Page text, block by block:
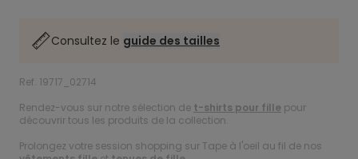
Consultez le guide des tailles
Ref. 19717_02714
Rendez-vous sur notre sélection de t-shirts pour fille pour
découvrir tous les produits de la collection.
Prolongez votre session shopping sur Tape à l'oeil au fil de nos